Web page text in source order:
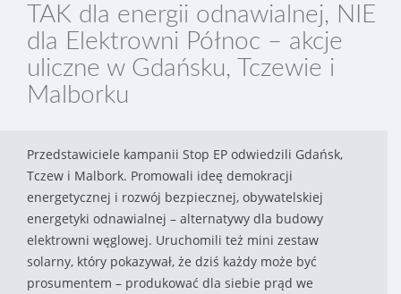
TAK dla energii odnawialnej, NIE
dla Elektrowni Północ – akcje
uliczne w Gdańsku, Tczewie i
Malborku
Przedstawiciele kampanii Stop EP odwiedzili Gdańsk,
Tczew i Malbork. Promowali ideę demokracji
energetycznej i rozwój bezpiecznej, obywatelskiej
energetyki odnawialnej – alternatywy dla budowy
elektrowni węglowej. Uruchomili też mini zestaw
solarny, który pokazywał, że dziś każdy może być
prosumentem – produkować dla siebie prąd we